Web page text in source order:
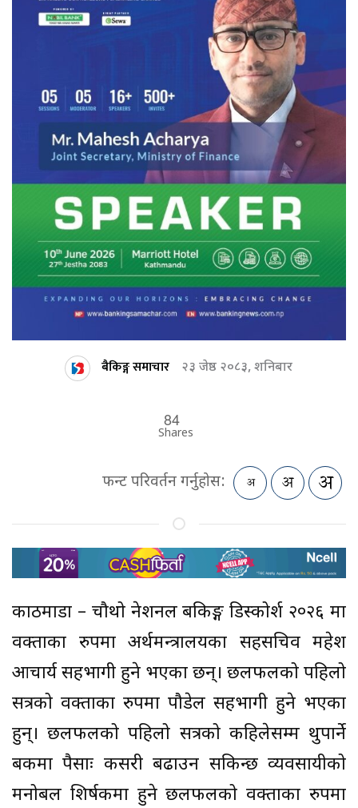
बैकिङ्ग समाचार २३ जेष्ठ २०८३, शनिबार
84
Shares
फन्ट परिवर्तन गर्नुहोस:
काठमाडौं – चौथो नेशनल बैंकिङ्ग डिस्कोर्श २०२६ मा
वक्ताका रुपमा अर्थमन्त्रालयका सहसचिव महेश
आचार्य सहभागी हुने भएका छन्। छलफलको पहिलो
सत्रको वक्ताका रुपमा पौडेल सहभागी हुने भएका
हुन्। छलफलको पहिलो सत्रको कहिलेसम्म थुपार्ने
बैंकमा पैसाः कसरी बढाउन सकिन्छ व्यवसायीको
मनोबल शिर्षकमा हुने छलफलको वक्ताका रुपमा